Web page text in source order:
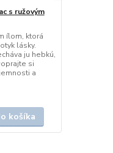
s ružovým
ílom, ktorá
lásky.
ju hebkú,
si
a
košíka